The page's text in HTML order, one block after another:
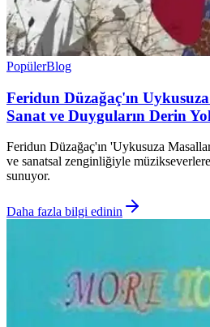
PopülerBlog
Feridun Düzağaç'ın
Sanat ve Duyguların Derin
Feridun Düzağaç'ın 'Uykusuza
ve sanatsal zenginliğiyle
sunuyor.
Daha fazla bilgi edinin